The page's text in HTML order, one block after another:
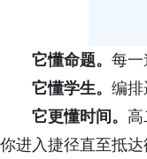
它懂命题。 每一
它懂学生。 编排
它更懂时间。
你进入捷径直至抵达